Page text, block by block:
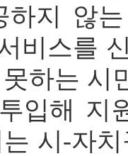
하지 않
비스를
하는 시
입해 지
시-자